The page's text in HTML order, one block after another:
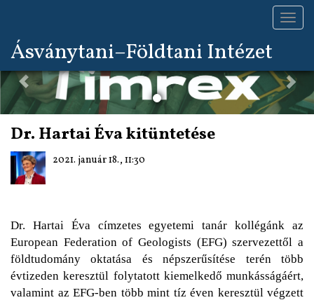
Ásványtani–Földtani Intézet
Previous
Dr. Hartai Éva kitüntetése
2021. január 18., 11:30
Dr. Hartai Éva címzetes egyetemi tanár kollégánk az
European Federation of Geologists (EFG) szervezettől a
földtudomány oktatása és népszerűsítése terén több
évtizeden keresztül folytatott kiemelkedő munkásságáért,
valamint az EFG-ben több mint tíz éven keresztül végzett